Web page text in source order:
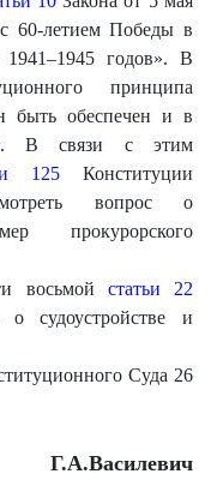
60-летием Победы в
годов». В
принципа
быть обеспечен и в
В связи с этим
125 Конституции
вопрос о
прокурорского
восьмой статьи 22
о судоустройстве и
Суда 26
Г.А.Василевич